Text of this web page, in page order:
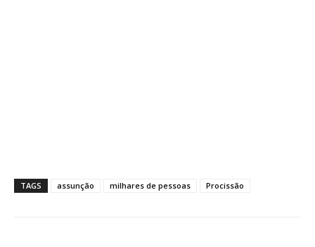
TAGS assunção milhares de pessoas Procissão